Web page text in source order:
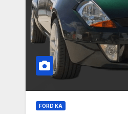
FORD KA